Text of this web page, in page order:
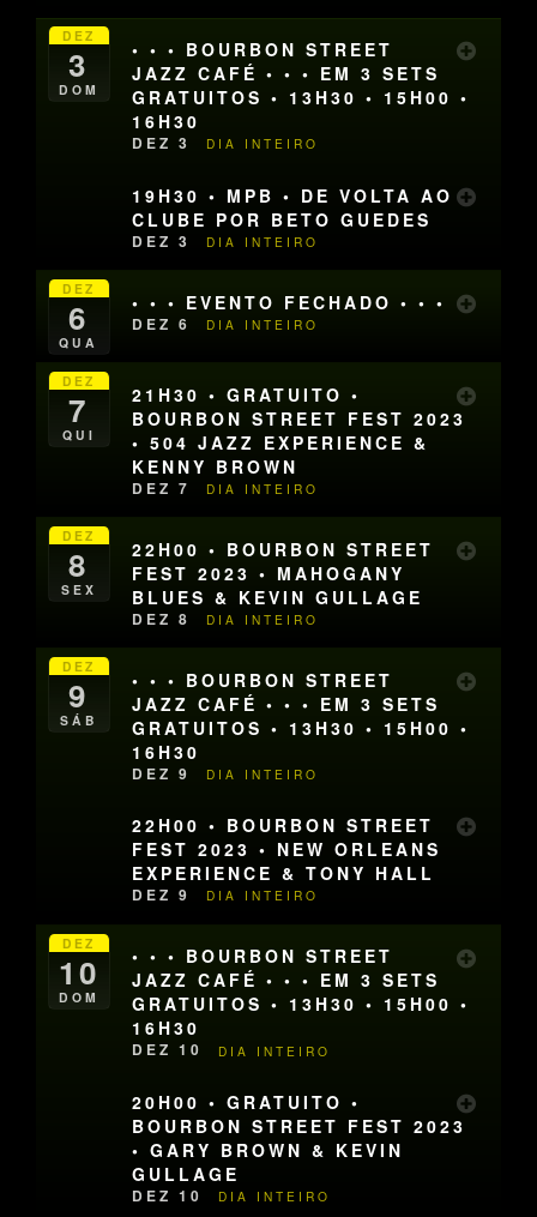
DEZ
3
DOM
• • • BOURBON STREET
JAZZ CAFÉ • • • EM 3 SETS
GRATUITOS • 13H30 • 15H00 •
16H30
DEZ 3 DIA INTEIRO
19H30 • MPB • DE VOLTA AO
CLUBE POR BETO GUEDES
DEZ 3 DIA INTEIRO
DEZ
6
QUA
• • • EVENTO FECHADO • • •
DEZ 6 DIA INTEIRO
DEZ
7
QUI
21H30 • GRATUITO •
BOURBON STREET FEST 2023
• 504 JAZZ EXPERIENCE &
KENNY BROWN
DEZ 7 DIA INTEIRO
DEZ
8
SEX
22H00 • BOURBON STREET
FEST 2023 • MAHOGANY
BLUES & KEVIN GULLAGE
DEZ 8 DIA INTEIRO
DEZ
9
SÁB
• • • BOURBON STREET
JAZZ CAFÉ • • • EM 3 SETS
GRATUITOS • 13H30 • 15H00 •
16H30
DEZ 9 DIA INTEIRO
22H00 • BOURBON STREET
FEST 2023 • NEW ORLEANS
EXPERIENCE & TONY HALL
DEZ 9 DIA INTEIRO
DEZ
10
DOM
• • • BOURBON STREET
JAZZ CAFÉ • • • EM 3 SETS
GRATUITOS • 13H30 • 15H00 •
16H30
DEZ 10 DIA INTEIRO
20H00 • GRATUITO •
BOURBON STREET FEST 2023
• GARY BROWN & KEVIN
GULLAGE
DEZ 10 DIA INTEIRO